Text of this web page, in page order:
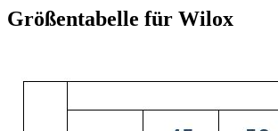
Größentabelle für Wilox